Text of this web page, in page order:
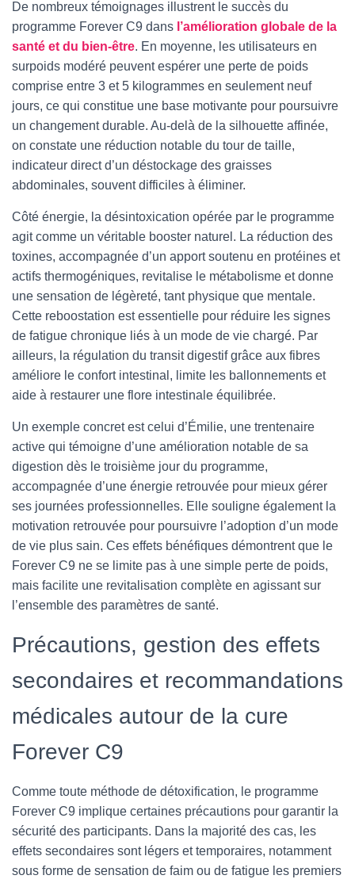
De nombreux témoignages illustrent le succès du
programme Forever C9 dans l’amélioration globale de la
santé et du bien-être. En moyenne, les utilisateurs en
surpoids modéré peuvent espérer une perte de poids
comprise entre 3 et 5 kilogrammes en seulement neuf
jours, ce qui constitue une base motivante pour poursuivre
un changement durable. Au-delà de la silhouette affinée,
on constate une réduction notable du tour de taille,
indicateur direct d’un déstockage des graisses
abdominales, souvent difficiles à éliminer.
Côté énergie, la désintoxication opérée par le programme
agit comme un véritable booster naturel. La réduction des
toxines, accompagnée d’un apport soutenu en protéines et
actifs thermogéniques, revitalise le métabolisme et donne
une sensation de légèreté, tant physique que mentale.
Cette reboostation est essentielle pour réduire les signes
de fatigue chronique liés à un mode de vie chargé. Par
ailleurs, la régulation du transit digestif grâce aux fibres
améliore le confort intestinal, limite les ballonnements et
aide à restaurer une flore intestinale équilibrée.
Un exemple concret est celui d’Émilie, une trentenaire
active qui témoigne d’une amélioration notable de sa
digestion dès le troisième jour du programme,
accompagnée d’une énergie retrouvée pour mieux gérer
ses journées professionnelles. Elle souligne également la
motivation retrouvée pour poursuivre l’adoption d’un mode
de vie plus sain. Ces effets bénéfiques démontrent que le
Forever C9 ne se limite pas à une simple perte de poids,
mais facilite une revitalisation complète en agissant sur
l’ensemble des paramètres de santé.
Précautions, gestion des effets
secondaires et recommandations
médicales autour de la cure
Forever C9
Comme toute méthode de détoxification, le programme
Forever C9 implique certaines précautions pour garantir la
sécurité des participants. Dans la majorité des cas, les
effets secondaires sont légers et temporaires, notamment
sous forme de sensation de faim ou de fatigue les premiers